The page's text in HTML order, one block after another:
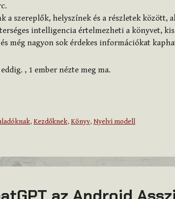
a szereplők, helyszínek és a részletek között,
intelligencia értelmezheti a könyvet,
még nagyon sok érdekes információkat
, 1 ember nézte meg ma.
,Kezdőknek,Könyv, Nyelvi modell